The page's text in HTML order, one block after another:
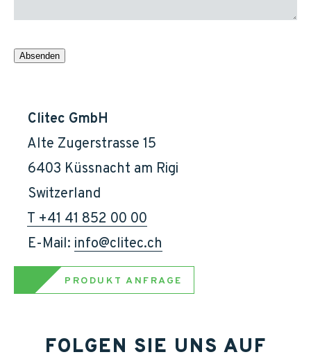
Clitec GmbH
    Alte Zugerstrasse 15
    6403 Küssnacht am Rigi
    Switzerland
T +41 41 852 00 00
    E-Mail:
info@clitec.ch
PRODUKT ANFRAGE
FOLGEN SIE UNS AUF